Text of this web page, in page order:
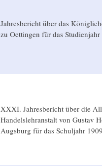
Jahresbericht über das
zu Oettingen für das
XXXI. Jahresbericht über die
Handelslehranstalt von Gustav
Augsburg für das Schuljahr